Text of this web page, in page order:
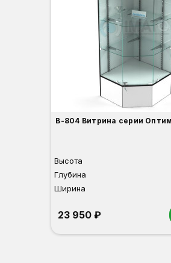
В-804 Витрина серии
Высота
Глубина
Ширина
23 950 ₽